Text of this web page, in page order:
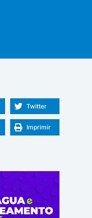
Twitter
Imprimir